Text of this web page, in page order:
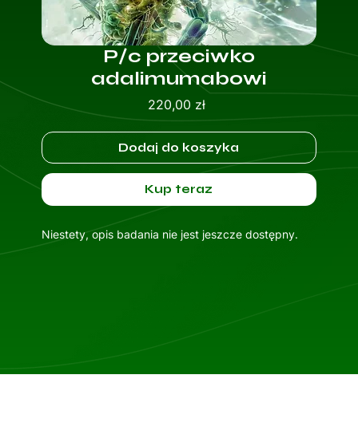
P/c przeciwko
adalimumabowi
220,00 złCena
Dodaj do koszyka
Kup teraz
Niestety, opis badania nie jest jeszcze dostępny.